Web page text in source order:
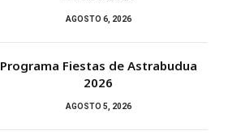
AGOSTO 6, 2026
Programa Fiestas de Astrabudua
2026
AGOSTO 5, 2026